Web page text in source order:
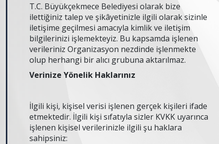
T.C. Büyükçekmece Belediyesi olarak bize
ilettiğiniz talep ve şikâyetinizle ilgili olarak sizinle
iletişime geçilmesi amacıyla kimlik ve iletişim
bilgilerinizi işlemekteyiz. Bu kapsamda işlenen
verileriniz Organizasyon nezdinde işlenmekte
olup herhangi bir alıcı grubuna aktarılmaz.
Verinize Yönelik Haklarınız
İlgili kişi, kişisel verisi işlenen gerçek kişileri ifade
etmektedir. İlgili kişi sıfatıyla sizler KVKK uyarınca
işlenen kişisel verilerinizle ilgili şu haklara
sahipsiniz: